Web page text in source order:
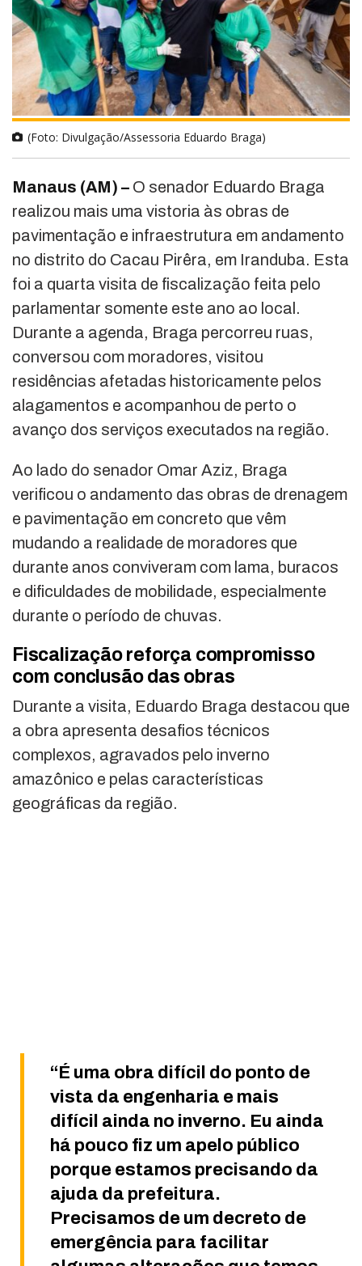
(Foto: Divulgação/Assessoria Eduardo Braga)
Manaus (AM) – O senador Eduardo Braga
realizou mais uma vistoria às obras de
pavimentação e infraestrutura em andamento
no distrito do Cacau Pirêra, em Iranduba. Esta
foi a quarta visita de fiscalização feita pelo
parlamentar somente este ano ao local.
Durante a agenda, Braga percorreu ruas,
conversou com moradores, visitou
residências afetadas historicamente pelos
alagamentos e acompanhou de perto o
avanço dos serviços executados na região.
Ao lado do senador Omar Aziz, Braga
verificou o andamento das obras de drenagem
e pavimentação em concreto que vêm
mudando a realidade de moradores que
durante anos conviveram com lama, buracos
e dificuldades de mobilidade, especialmente
durante o período de chuvas.
Fiscalização reforça compromisso
com conclusão das obras
Durante a visita, Eduardo Braga destacou que
a obra apresenta desafios técnicos
complexos, agravados pelo inverno
amazônico e pelas características
geográficas da região.
“É uma obra difícil do ponto de
vista da engenharia e mais
difícil ainda no inverno. Eu ainda
há pouco fiz um apelo público
porque estamos precisando da
ajuda da prefeitura.
Precisamos de um decreto de
emergência para facilitar